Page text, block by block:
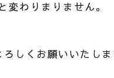
変わりまりません。
しくお願いいたしま